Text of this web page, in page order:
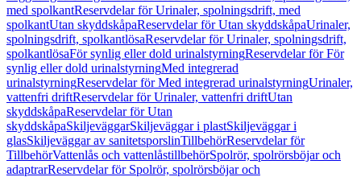
med spolkantReservdelar för Urinaler, spolningsdrift, med
spolkantUtan skyddskåpaReservdelar för Utan skyddskåpaUrinaler,
spolningsdrift, spolkantlösaReservdelar för Urinaler, spolningsdrift,
spolkantlösaFör synlig eller dold urinalstyrningReservdelar för För
synlig eller dold urinalstyrningMed integrerad
urinalstyrningReservdelar för Med integrerad urinalstyrningUrinaler,
vattenfri driftReservdelar för Urinaler, vattenfri driftUtan
skyddskåpaReservdelar för Utan
skyddskåpaSkiljeväggarSkiljeväggar i plastSkiljeväggar i
glasSkiljeväggar av sanitetsporslinTillbehörReservdelar för
TillbehörVattenlås och vattenlåstillbehörSpolrör, spolrörsböjar och
adaptrarReservdelar för Spolrör, spolrörsböjar och